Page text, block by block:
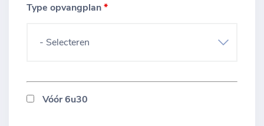
Type opvangplan*
Vóór 6u30